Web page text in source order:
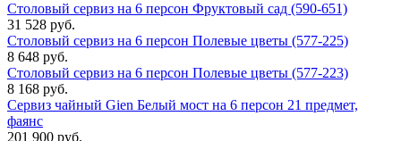
Столовый сервиз на 6 персон Фруктовый сад (590-651)
31 528 руб.
Столовый сервиз на 6 персон Полевые цветы (577-225)
8 648 руб.
Столовый сервиз на 6 персон Полевые цветы (577-223)
8 168 руб.
Сервиз чайный Gien Белый мост на 6 персон 21 предмет,
фаянс
201 900 руб.